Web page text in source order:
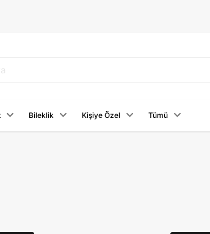
Bileklik Kişiye Özel Tümü